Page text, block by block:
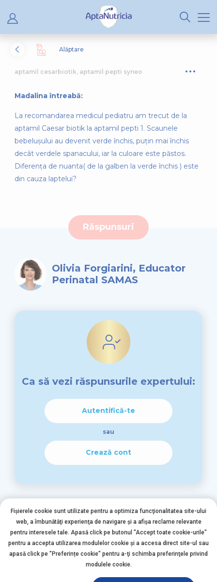
Alăptare
aptamil cesarbiotik, aptamil pepti syneo
Madalina întreabă:
La recomandarea medicul pediatru am trecut de la
aptamil Caesar biotik la aptamil pepti 1. Scaunele
bebelușului au devenit verde închis, puțin mai închis
decât verdele spanacului, iar la culoare este păstos.
Diferența de nuanta( de la galben la verde închis ) este
din cauza laptelui?
Răspunsuri
Olivia Forgiarini, Educator
Perinatal SAMAS
Ca să vezi răspunsurile expertului:
Autentifică-te
sau
Crează cont
Alte întrebări asemănătoare
Fișierele cookie sunt utilizate pentru a optimiza funcţionalitatea site-ului
web, a îmbunătăţi experienţa de navigare şi a afişa reclame relevante
pentru interesele tale. Apasă click pe butonul "Accept toate cookie-urile"
pentru a accepta utilizarea modulelor cookie şi a accesa direct site-ul sau
apasă click pe "Preferințe cookie" pentru a-ţi schimba preferinţele privind
modulele cookie.